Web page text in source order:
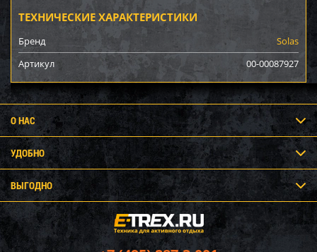
ТЕХНИЧЕСКИЕ ХАРАКТЕРИСТИКИ
Бренд
Solas
Артикул
00-00087927
О НАС
УДОБНО
ВЫГОДНО